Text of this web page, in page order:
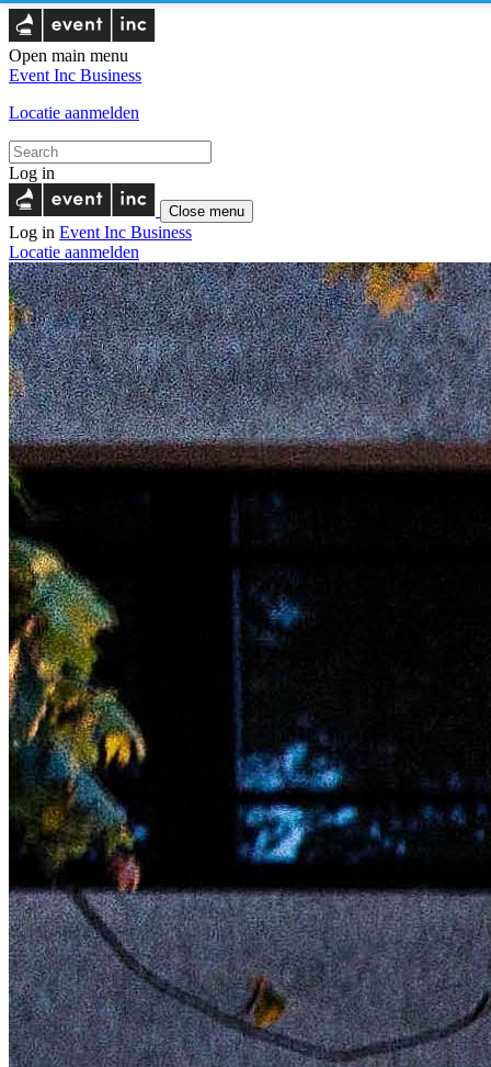
Open main menu
Event Inc Business
Locatie aanmelden
Log in
Close menu
Log in Event Inc Business
Locatie aanmelden